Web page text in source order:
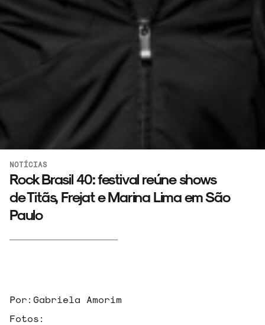
NOTÍCIAS
Rock Brasil 40: festival reúne shows
de Titãs, Frejat e Marina Lima em São
Paulo
Por: Gabriela Amorim
Fotos: